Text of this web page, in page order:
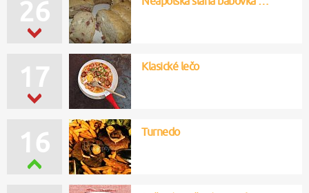
26
17 Klasické lečo
16 Turnedo